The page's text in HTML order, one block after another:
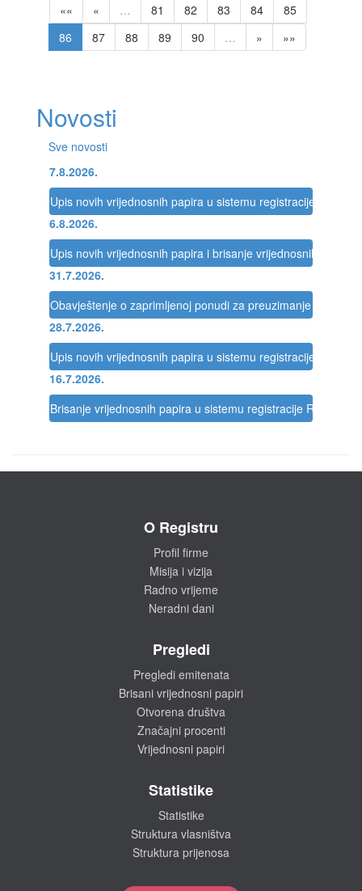
«« « … 81 82 83 84
85
86
87 88 89 90 … » »»
Novosti
Sve novosti
7.8.2026.
Upis novih vrijednosnih papira u sistemu registracije Registra
6.8.2026.
Upis novih vrijednosnih papira i brisanje vrijednosnih papira
31.7.2026.
Obavještenje o zaprimljenoj ponudi za preuzimanje društva
28.7.2026.
Upis novih vrijednosnih papira u sistemu registracije Registra
16.7.2026.
Brisanje vrijednosnih papira u sistemu registracije Registra
O Registru
Profil firme
Misija i vizija
Radno vrijeme
Neradni dani
Pregledi
Pregledi emitenata
Brisani vrijednosni papiri
Otvorena društva
Značajni procenti
Vrijednosni papiri
Statistike
Statistike
Struktura vlasništva
Struktura prijenosa